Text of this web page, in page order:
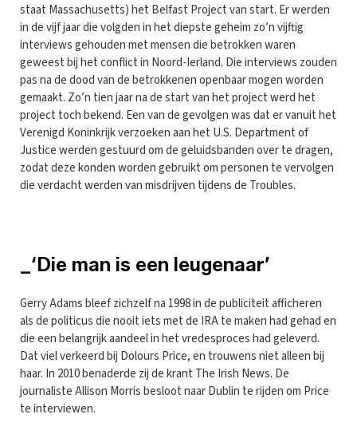
staat Massachusetts) het Belfast Project van start. Er werden
in de vijf jaar die volgden in het diepste geheim zo’n vijftig
interviews gehouden met mensen die betrokken waren
geweest bij het conflict in Noord-Ierland. Die interviews zouden
pas na de dood van de betrokkenen openbaar mogen worden
gemaakt. Zo’n tien jaar na de start van het project werd het
project toch bekend. Een van de gevolgen was dat er vanuit het
Verenigd Koninkrijk verzoeken aan het U.S. Department of
Justice werden gestuurd om de geluidsbanden over te dragen,
zodat deze konden worden gebruikt om personen te vervolgen
die verdacht werden van misdrijven tijdens de Troubles.
_‘Die man is een leugenaar’
Gerry Adams bleef zichzelf na 1998 in de publiciteit afficheren
als de politicus die nooit iets met de IRA te maken had gehad en
die een belangrijk aandeel in het vredesproces had geleverd.
Dat viel verkeerd bij Dolours Price, en trouwens niet alleen bij
haar. In 2010 benaderde zij de krant The Irish News. De
journaliste Allison Morris besloot naar Dublin te rijden om Price
te interviewen.